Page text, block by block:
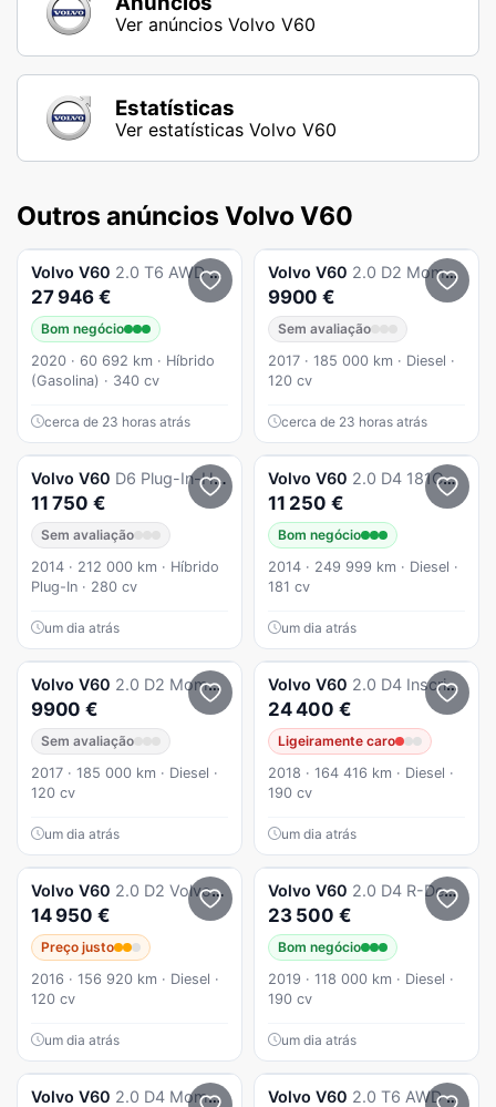
Ver anúncios Volvo V60
Estatísticas
Ver estatísticas Volvo V60
Outros anúncios Volvo V60
Volvo V60 2.0 T6 AWD TE Inscription
27 946 €
Bom negócio
2020 · 60 692 km · Híbrido
(Gasolina) · 340 cv
cerca de 23 horas atrás
Volvo V60 2.0 D2 Momentum
9900 €
Sem avaliação
2017 · 185 000 km · Diesel ·
120 cv
cerca de 23 horas atrás
Volvo V60 D6 Plug-In-Hybrid AWD Geartronic Summum
11 750 €
Sem avaliação
2014 · 212 000 km · Híbrido
Plug-In · 280 cv
um dia atrás
Volvo V60 2.0 D4 181CV MOMENTUM GEARTRONIC - FULL EXTRAS - C/ GARANTIA - COMO NOVA - "Preço Imbatível"
11 250 €
Bom negócio
2014 · 249 999 km · Diesel ·
181 cv
um dia atrás
Volvo V60 2.0 D2 Momentum
9900 €
Sem avaliação
2017 · 185 000 km · Diesel ·
120 cv
um dia atrás
Volvo V60 2.0 D4 Inscription Geartronic
24 400 €
Ligeiramente caro
2018 · 164 416 km · Diesel ·
190 cv
um dia atrás
Volvo V60 2.0 D2 Volvo Ocean Race
14 950 €
Preço justo
2016 · 156 920 km · Diesel ·
120 cv
um dia atrás
Volvo V60 2.0 D4 R-Design Geartronic
23 500 €
Bom negócio
2019 · 118 000 km · Diesel ·
190 cv
um dia atrás
Volvo V60 2.0 D4 Momentum Volvo V60 2.0 T6 AWD TE Inscription Expression